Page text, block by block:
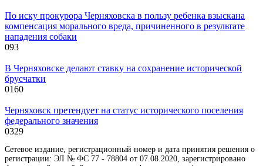
По иску прокурора Черняховска в пользу ребенка взыскана
компенсация морального вреда, причиненного в результате
нападения собаки
093
В Черняховске делают ставку на сохранение исторической
брусчатки
0160
Черняховск претендует на статус исторического поселения
федерального значения
0329
Сетевое издание, регистрационный номер и дата принятия решения о
регистрации: ЭЛ № ФС 77 - 78804 от 07.08.2020, зарегистрировано